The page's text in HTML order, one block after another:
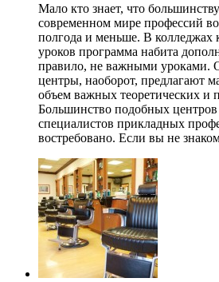
Мало кто знает, что
современном мире профессий
полгода и меньше. В колледжах
уроков программа набита
правило, не важными уроками.
центры, наоборот, предлагают
объем важных теоретических и
Большинство подобных центров
специалистов прикладных
востребовано. Если вы не